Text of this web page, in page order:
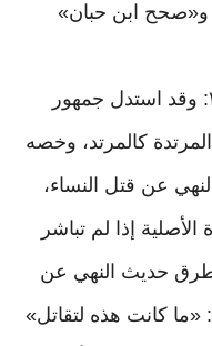
«مسند أحمد» (٢٤٣٠٤)، و«صحح ابن حبان»
قال الحافظ في «الفتح» ١٢/ ٢٧٢: وقد استدل جمهور
كالمرتد، وخصه
عن قتل النساء،
إذا لم تباشر
طرق حديث النهي عن
«ما كانت هذه لتقاتل»